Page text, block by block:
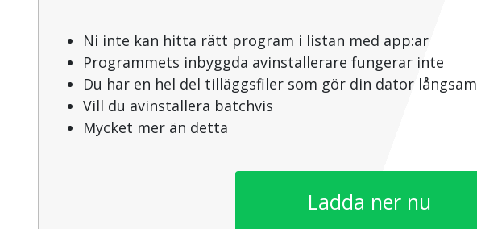
Ni inte kan hitta rätt program i listan med app:ar
Programmets inbyggda avinstallerare fungerar inte
Du har en hel del tilläggsfiler som gör din dator långsam
Vill du avinstallera batchvis
Mycket mer än detta
Ladda ner nu